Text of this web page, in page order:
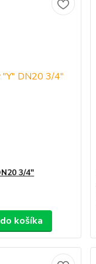
3/4"
košíka